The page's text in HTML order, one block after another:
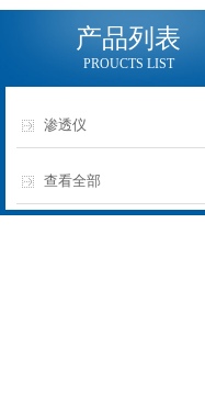
产品列表
PROUCTS LIST
渗透仪
查看全部